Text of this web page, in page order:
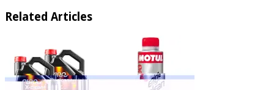
Related Articles